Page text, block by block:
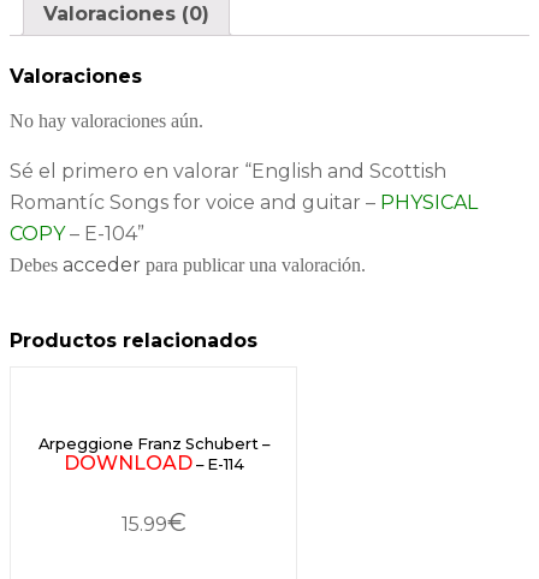
Valoraciones (0)
Valoraciones
No hay valoraciones aún.
Sé el primero en valorar “English and Scottish
Romantíc Songs for voice and guitar – PHYSICAL
COPY– E-104”
Debes acceder para publicar una valoración.
Productos relacionados
Arpeggione Franz Schubert –
DOWNLOAD– E-114
15.99€